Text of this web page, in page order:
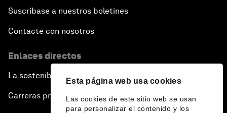
Esta página web usa cookies
Las cookies de este sitio web se usan
para personalizar el contenido y los
Suscríbase a nuestros boletines
Contacte con nosotros
Enlaces directos
La sostenibilidad en el Foro
Carreras profesionales